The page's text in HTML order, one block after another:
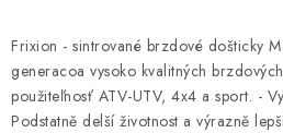
PRILBY LS2
ŠTVORKOLKY
Frixion - sintrované brzdové došticky
generacoa vysoko kvalitných
použiteľnosť ATV-UTV, 4x4 a sport. -
Podstatně delší životnost a výrazně